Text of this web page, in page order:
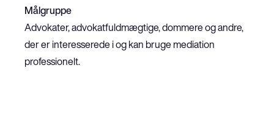
Målgruppe
Advokater, advokatfuldmægtige, dommere og andre,
der er interesserede i og kan bruge mediation
professionelt.